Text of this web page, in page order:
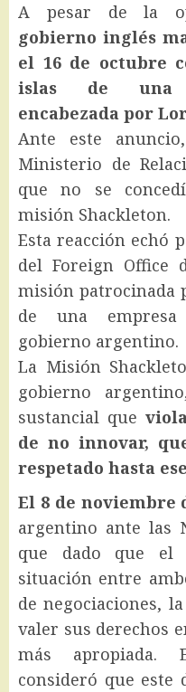
A pesar de la
gobierno inglés
el 16 de octubre
islas de una
encabezada por
Ante este
Ministerio de
que no se
misión Shackleton.
Esta reacción echó
del Foreign Office
misión patrocinada
de una
gobierno argentino.
La Misión
gobierno
sustancial que
de no innovar,
respetado hasta
El 8 de noviembre
argentino ante las
que dado que el
situación entre
de negociaciones,
valer sus derechos
más apropiada.
consideró que este